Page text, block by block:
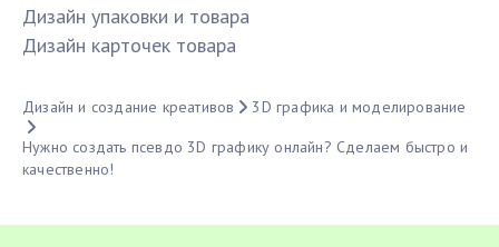
Дизайн упаковки и товара
Дизайн карточек товара
Дизайн и создание креативов
3D графика и моделирование
Нужно создать псевдо 3D графику онлайн? Сделаем быстро и
качественно!